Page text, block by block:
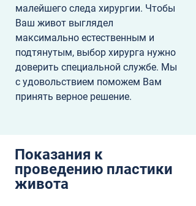
малейшего следа хирургии. Чтобы
Ваш живот выглядел
максимально естественным и
подтянутым, выбор хирурга нужно
доверить специальной службе. Мы
с удовольствием поможем Вам
принять верное решение.
Показания к
проведению пластики
живота